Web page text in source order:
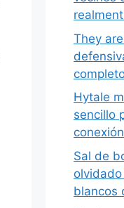
They
Hytale
sencillo
Sal de
blancos